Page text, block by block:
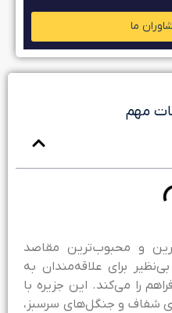
ما
و محبوب‌ترین مقاصد
برای علاقه‌مندان به
می‌کند. این جزیره با
و جنگل‌های سرسبز،